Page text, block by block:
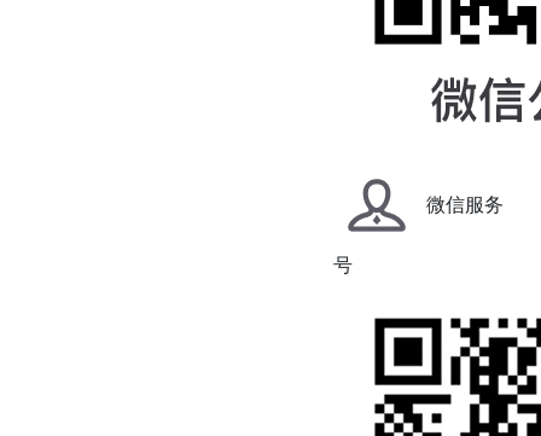
微信服务
号